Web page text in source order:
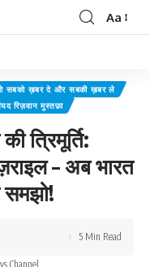
Aa
सबको ख़बर दे और सबकी ख़बर ले
रिज़वान मुस्तफ़ा
त्रिमूर्ति:
– अब भारत
समझो!
Channel
5 Min Read